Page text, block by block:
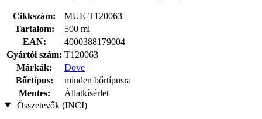
Cikkszám:
MUE-T120063
Tartalom:
500 ml
EAN:
4000388179004
Gyártói szám: T120063
Márkák:
Dove
Bőrtípus:
minden bőrtípusra
Mentes:
Állatkísérlet
Összetevők (INCI)